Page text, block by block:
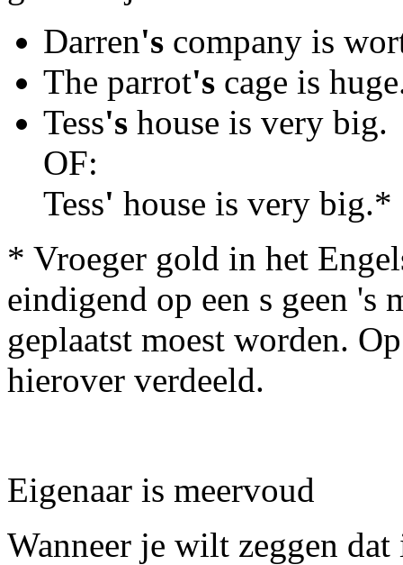
Darren's company is
The parrot's cage is
Tess's house is very big.
OF:
Tess' house is very big.*
* Vroeger gold in het
eindigend op een s geen 's
geplaatst moest worden.
hierover verdeeld.
Eigenaar is meervoud
Wanneer je wilt zeggen